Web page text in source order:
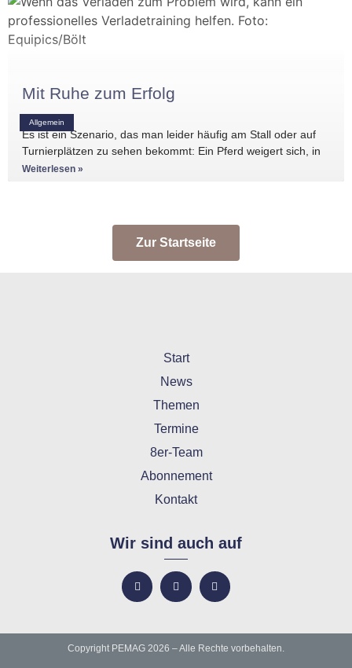
Allgemein
Mit Ruhe zum Erfolg
Es ist ein Szenario, das man leider häufig am Stall oder auf
Turnierplätzen zu sehen bekommt: Ein Pferd weigert sich, in
den Anhänger zu
Weiterlesen »
Zur Startseite
Start
News
Themen
Termine
8er-Team
Abonnement
Kontakt
Wir sind auch auf
Copyright PEMAG 2026 – Alle Rechte vorbehalten.